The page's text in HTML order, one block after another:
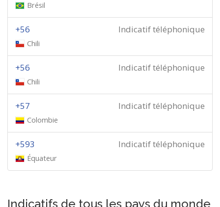
Brésil
Indicatif téléphonique
+56
Chili
Indicatif téléphonique
+56
Chili
Indicatif téléphonique
+57
Colombie
Indicatif téléphonique
+593
Équateur
Indicatifs de tous les pays du monde